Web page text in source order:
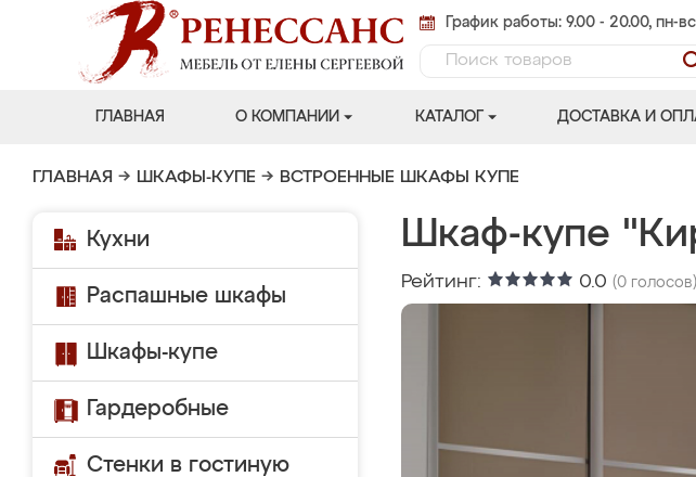
График работы: 9.00 - 20.00, пн-вс
ГЛАВНАЯ О КОМПАНИИ КАТАЛОГ ДОСТАВКА И
ГЛАВНАЯ → ШКАФЫ-КУПЕ → ВСТРОЕННЫЕ ШКАФЫ КУПЕ
Кухни
Распашные шкафы
Шкафы-купе
Гардеробные
Стенки в гостиную
Шкаф-купе
Рейтинг: 0.0 (0 голосов)